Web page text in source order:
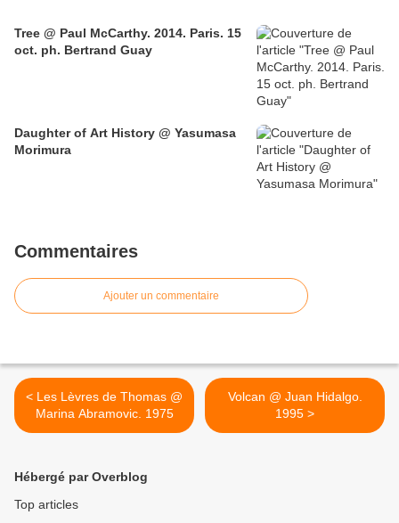
Tree @ Paul McCarthy. 2014. Paris. 15
oct. ph. Bertrand Guay
Daughter of Art History @ Yasumasa
Morimura
Commentaires
Ajouter un commentaire
< Les Lèvres de Thomas @
Marina Abramovic. 1975
Volcan @ Juan Hidalgo.
1995 >
Hébergé par Overblog
Top articles